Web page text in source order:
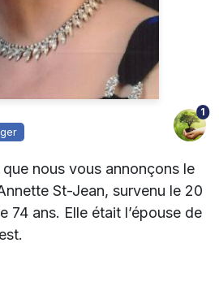
1
que nous vous annonçons le
St-Jean, survenu le 20
74 ans. Elle était l’épouse de